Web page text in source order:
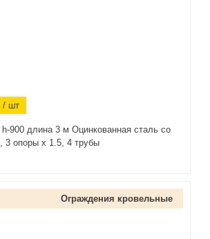
/ шт
900 длина 3 м Оцинкованная сталь со
3 опоры х 1.5, 4 трубы
Ограждения кровельные